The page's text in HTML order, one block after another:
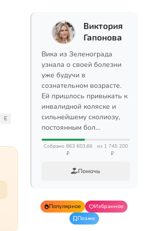
E
Виктория
Гапонова
Вика из Зеленограда
узнала о своей болезни
уже будучи в
сознательном возрасте.
Ей пришлось привыкать к
инвалидной коляске и
сильнейшему сколиозу,
постоянным бол…
Собрано 863 603,66
₽
из 1 745 200
₽
Помочь
Популярное
Избранное
Позже